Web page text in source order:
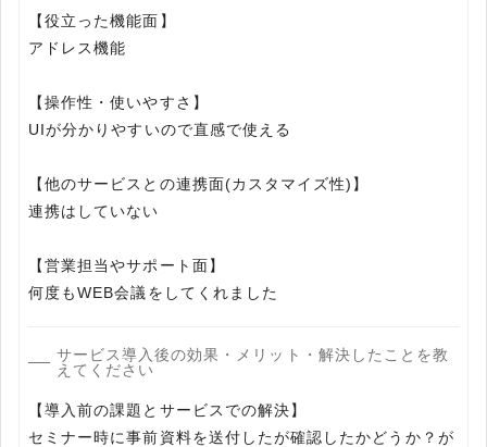
【役立った機能面】
アドレス機能
【操作性・使いやすさ】
UIが分かりやすいので直感で使える
【他のサービスとの連携面(カスタマイズ性)】
連携はしていない
【営業担当やサポート面】
何度もWEB会議をしてくれました
サービス導入後の効果・メリット・解決したことを教
えてください
【導入前の課題とサービスでの解決】
セミナー時に事前資料を送付したが確認したかどうか？が